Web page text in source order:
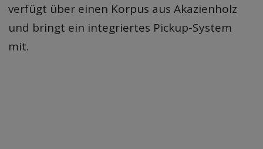
verfügt über einen Korpus aus Akazienholz
und bringt ein integriertes Pickup-System
mit.